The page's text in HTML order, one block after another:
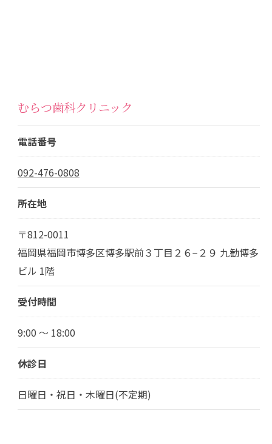
むらつ歯科クリニック
電話番号
092-476-0808
所在地
〒812-0011
福岡県福岡市博多区博多駅前３丁目２６−２９ 九勧博多
ビル 1階
受付時間
9:00 ～ 18:00
休診日
日曜日・祝日・木曜日(不定期)